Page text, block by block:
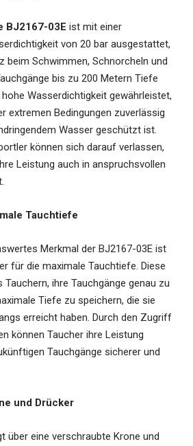
BJ2167-03E ist mit einer
von 20 bar ausgestattet,
beim Schwimmen, Schnorcheln und
bis zu 200 Metern Tiefe
Wasserdichtigkeit gewährleistet,
extremen Bedingungen zuverlässig
Wasser geschützt ist.
können sich darauf verlassen,
Leistung auch in anspruchsvollen
Tauchtiefe
Merkmal der BJ2167-03E ist
für die maximale Tauchtiefe. Diese
ihre Tauchgänge genau zu
Tiefe zu speichern, die sie
erreicht haben. Durch den Zugriff
können Taucher ihre Leistung
Tauchgänge sicherer und
und Drücker
über eine verschraubte Krone und